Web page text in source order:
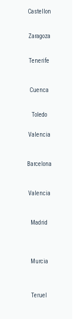
Castellon
Zaragoza
Tenerife
Cuenca
Toledo
Valencia
Barcelona
Valencia
Madrid
Murcia
Teruel